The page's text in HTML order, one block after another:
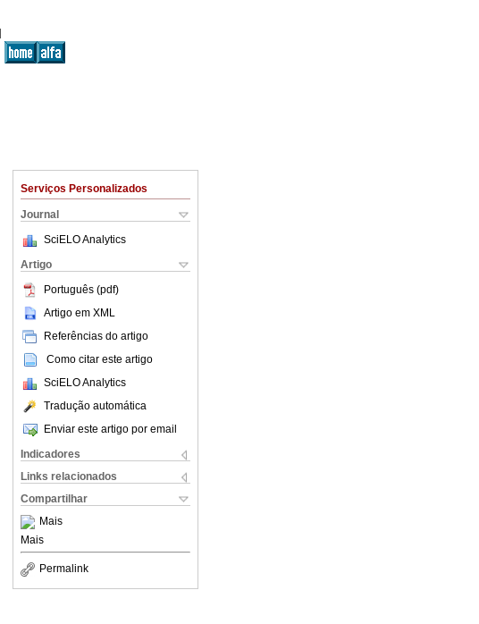
Serviços Personalizados
Journal
SciELO Analytics
Artigo
Português (pdf)
Artigo em XML
Referências do artigo
Como citar este artigo
SciELO Analytics
Tradução automática
Enviar este artigo por email
Indicadores
Links relacionados
Compartilhar
Mais
Mais
Permalink